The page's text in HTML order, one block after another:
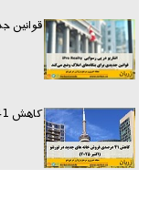
قوانین
کاهش 41 درصدی فروش خانه در تورنتو